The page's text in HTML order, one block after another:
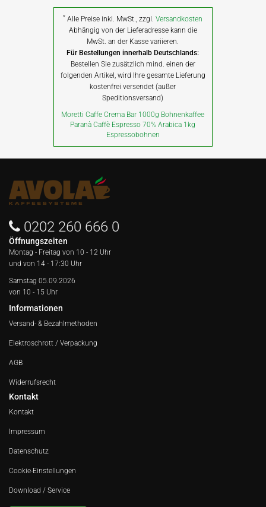
* Alle Preise inkl. MwSt., zzgl.Versandkosten
Abhängig von der Lieferadresse kann die
MwSt. an der Kasse variieren.
Für Bestellungen innerhalb Deutschlands:
Bestellen Sie zusätzlich mind. einen der
folgenden Artikel, wird Ihre gesamte Lieferung
kostenfrei versendet (außer
Speditionsversand)
Moretti Caffe Crema Bar 1000g Bohnenkaffee
Paranà Caffè Espresso 70% Arabica 1kg
Espressobohnen
0202 260 666 0
Öffnungszeiten
Montag - Freitag von 10 - 12 Uhr
und von 14 - 17:30 Uhr
Samstag 05.09.2026
von 10 - 15 Uhr
Informationen
Versand- & Bezahlmethoden
Elektroschrott / Verpackung
AGB
Widerrufsrecht
Kontakt
Kontakt
Impressum
Datenschutz
Cookie-Einstellungen
Download / Service